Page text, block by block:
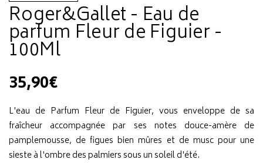
Roger&Gallet - Eau de
parfum Fleur de Figuier -
100Ml
35,90€
L'eau de Parfum Fleur de Figuier, vous enveloppe de sa
fraîcheur accompagnée par ses notes douce-amère de
pamplemousse, de figues bien mûres et de musc pour une
sieste à l'ombre des palmiers sous un soleil d'été.